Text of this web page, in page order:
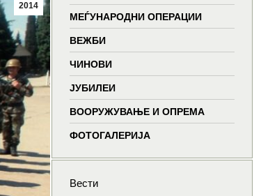
new
window
new
window
new
window
2014
МЕЃУНАРОДНИ ОПЕРАЦИИ
ВЕЖБИ
ЧИНОВИ
ЈУБИЛЕИ
ВООРУЖУВАЊЕ И ОПРЕМА
ФОТОГАЛЕРИЈА
Вести